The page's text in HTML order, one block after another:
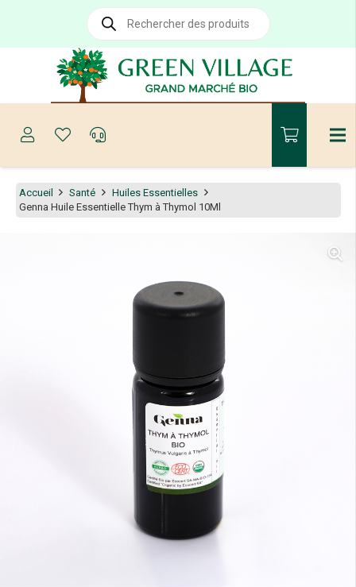
Recherche
produits
Accueil Santé
Huiles Essentielles
Genna Huile Essentielle Thym à Thymol 10Ml